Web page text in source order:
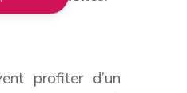
profiter d’un